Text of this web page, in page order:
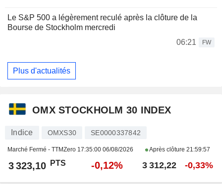
Le S&P 500 a légèrement reculé après la clôture de la
Bourse de Stockholm mercredi
06:21
FW
Plus d'actualités
OMX STOCKHOLM 30 INDEX
Indice OMXS30 SE0000337842
Marché Fermé - TTMZero 17:35:00 06/08/2026 Après clôture 21:59:57
3 323,10 PTS -0,12% 3 312,22 -0,33%